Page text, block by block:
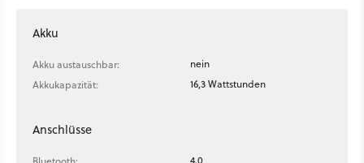
Akku
Akku austauschbar:
nein
Akkukapazität:
16,3 Wattstunden
Anschlüsse
4.0